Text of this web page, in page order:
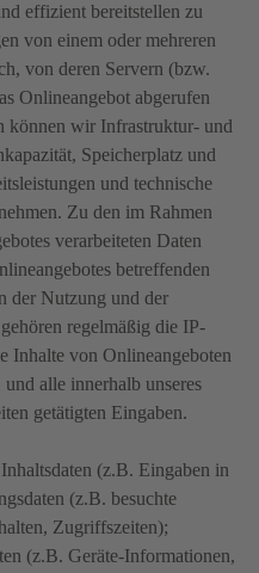
effizient bereitstellen zu
von einem oder mehreren
von deren Servern (bzw.
Onlineangebot abgerufen
können wir Infrastruktur- und
Speicherplatz und
und technische
Zu den im Rahmen
verarbeiteten Daten
betreffenden
der Nutzung und der
regelmäßig die IP-
Inhalte von Onlineangeboten
alle innerhalb unseres
getätigten Eingaben.
Inhaltsdaten (z.B. Eingaben in
(z.B. besuchte
Zugriffszeiten);
(z.B. Geräte-Informationen,